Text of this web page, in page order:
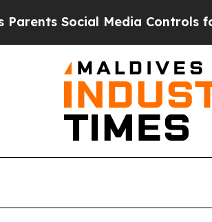
Media Controls for Their